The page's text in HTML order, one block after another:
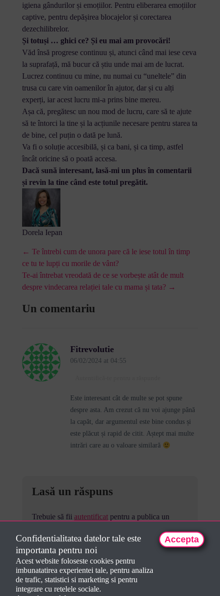
igiena gândurilor și emoțiilor. Pentru eliberarea emoțiilor
captive, pentru depășirea blocajelor și corectarea
dezechilibrelor.
Și totuși … ghici ce? Și eu mai am provocări!
Văd însă progrese continuu și, atunci când mai iese ceva
la suprafață, mă bucur că știu unde mai am de lucrat.
Lucrez continuu cu mine, nu numai cu “uneltele” din
trusa cu care vin oamenilor în ajutor, dar și cu alți
experți, iar acest lucru mi-a prins bine mereu.
Așa că, pregătesc un nou mod de lucru, care să te ajute
să te întorci la tine și la acțiunile necesare pentru starea ta
de bine, cel puțin o dată pe lună.
Va fi o soluție accesibilă, și ca bani, și ca timp, astfel
încât oricine să o poată accesa.
Dacă sună interesant, lasă-mi un plus în comentarii
și revin la tine când este totul pregătit.
Dorela Iepan
← Te întrebi cum de unora pare că le iese totul în timp
ce tu te lupți cu morile de vânt?
Te-ai întrebat vreodată de ce se vorbește atât de mult
despre vindecarea relației tale cu mama și tata? →
Un comentariu
Fitrevolutie
06/02/2024 at 04:55
Este interesant cât de multe se pot spune
despre asta. Am crezut că nu voi ajunge până
la capăt, dar argumentul este bine condus și
este plăcut și rapid de citit. Aștept mai multe
intrări care au o valoare similară
Lasă un răspuns
Trebuie să fii autentificatpentru a publica un
Confidentialitatea datelor tale este
importanta pentru noi
Acest website foloseste cookies pentru
imbunatatirea experientei tale, pentru analiza
de trafic, statistici si marketing si pentru
integrare cu retelele sociale.
Accepta